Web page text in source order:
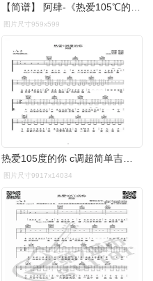
图片尺寸959x599
热爱105度的你 c调超简单吉他谱 山山吉他编配c调六线pdf谱吉他谱
图片尺寸9917x14034